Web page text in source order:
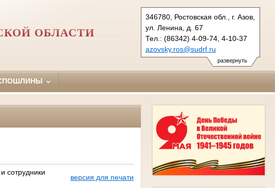
развернуть
346780, Ростовская обл., г. Азов,
ул. Ленина, д. 67
Тел.: (86342) 4-09-74, 4-10-37
azovsky.ros@sudrf.ru
ОБЛАСТИ
сотрудники
версия для печати